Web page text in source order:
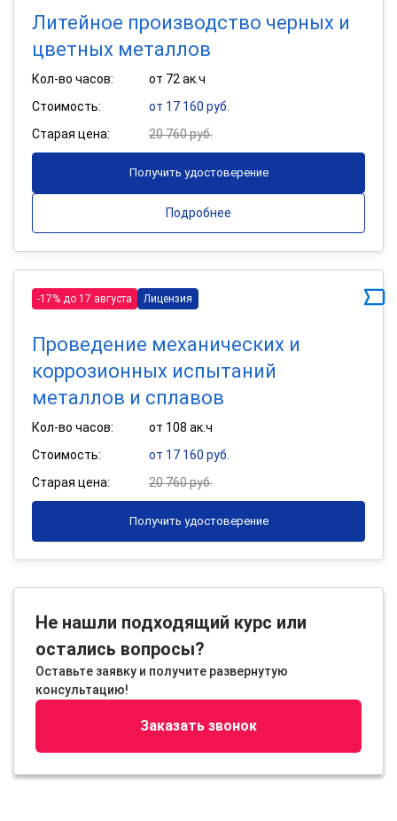
Литейное производство черных и
цветных металлов
Кол-во часов:
от 72 ак.ч
Стоимость:
от 17 160 руб.
Старая цена:
20 760 руб.
Получить удостоверение
Подробнее
-17% до 17 августа Лицензия
Проведение механических и
коррозионных испытаний
металлов и сплавов
Кол-во часов:
от 108 ак.ч
Стоимость:
от 17 160 руб.
Старая цена:
20 760 руб.
Получить удостоверение
Не нашли подходящий курс или
остались вопросы?
Оставьте заявку и получите развернутую
консультацию!
Заказать звонок